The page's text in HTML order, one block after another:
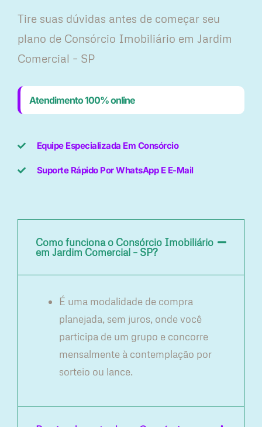
Tire suas dúvidas antes de começar seu
plano ​de Consórcio Imobiliário em Jardim
Comercial – SP
Atendimento 100% online
Equipe Especializada Em Consórcio
Suporte Rápido Por WhatsApp E E-Mail
Como funciona o Consórcio Imobiliário
em Jardim Comercial – SP?
É uma modalidade de compra
planejada, sem juros, onde você
participa de um grupo e concorre
mensalmente à contemplação por
sorteio ou lance.